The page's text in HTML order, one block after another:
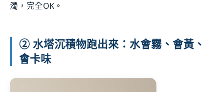
濁，完全OK。
② 水塔沉積物跑出來：水會霧、會黃、
會卡味